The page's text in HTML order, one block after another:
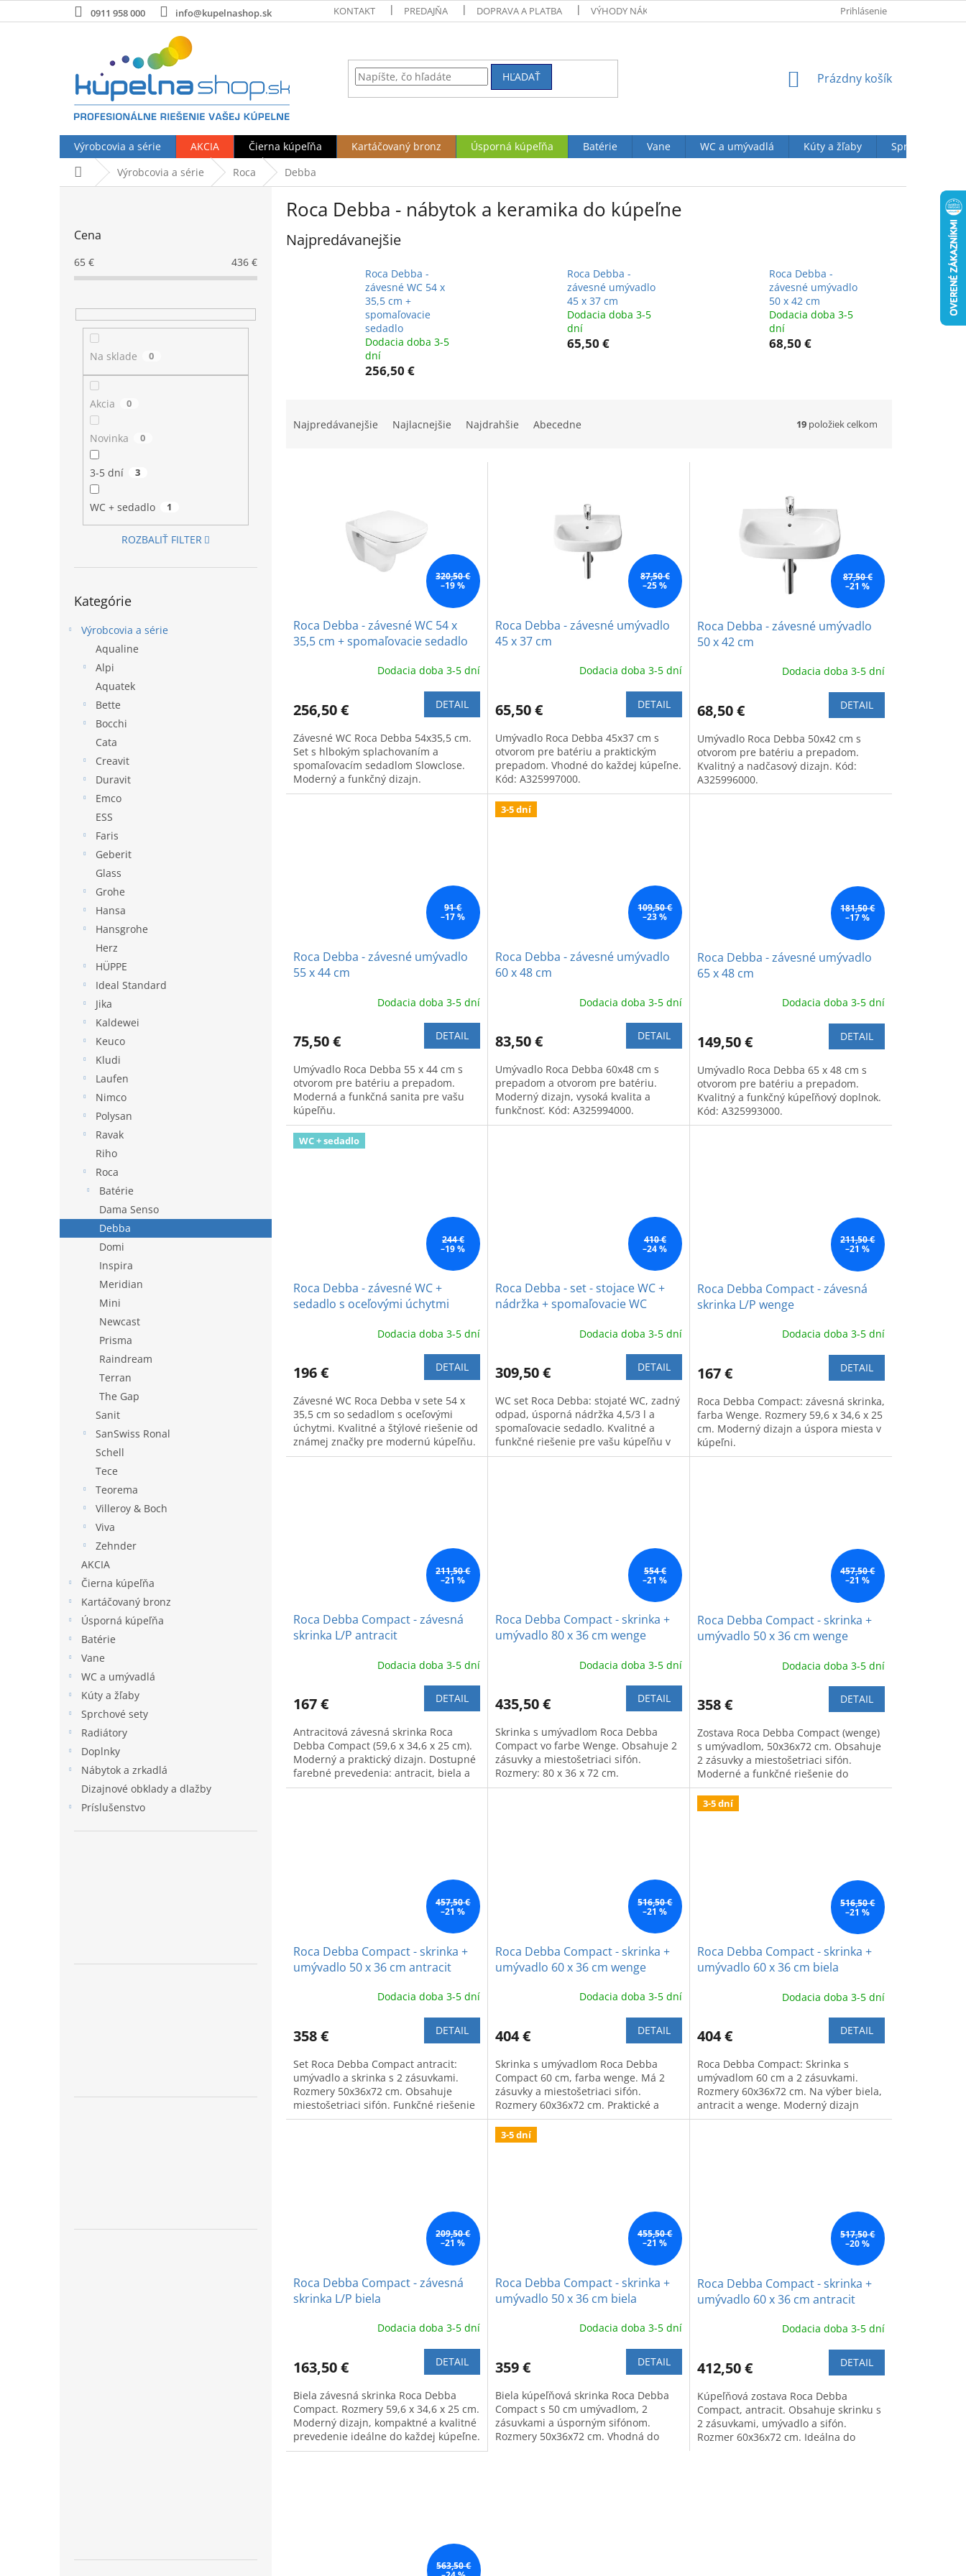
na
0911 958 000 info@kupelnashop.sk KONTAKT PREDAJŇA DOPRAVA A PLATBA VÝHODY NÁKUPU U NÁS OBCHODNÉ PODMIENKY (VOP)Prihlásenie
HĽADAŤ
NÁKUPNÝ
Prázdny košík
Výrobcovia a série AKCIA Čierna kúpeľňa Kartáčovaný bronz Úsporná kúpeľňa Batérie Vane WC a umývadlá Kúty a žľaby
Sprchové sety
DomovVýrobcovia a série Roca Debba
Cena
65 € 436 €
Na sklade 0
Akcia 0
Novinka 0
3-5 dní 3
WC + sedadlo 1
ROZBALIŤ FILTER
kategórie
Kategórie
Výrobcovia a série
Aqualine
Alpi
Aquatek
Bette
Bocchi
Cata
Creavit
Duravit
Emco
ESS
Faris
Geberit
Glass
Grohe
Hansa
Hansgrohe
Herz
HÜPPE
Ideal Standard
Jika
Kaldewei
Keuco
Kludi
Laufen
Nimco
Polysan
Ravak
Riho
Roca
Batérie
Dama Senso
Debba
Domi
Inspira
Meridian
Mini
Newcast
Prisma
Raindream
Terran
The Gap
Sanit
SanSwiss Ronal
Schell
Tece
Teorema
Villeroy & Boch
Viva
Zehnder
AKCIA
Čierna kúpeľňa
Kartáčovaný bronz
Úsporná kúpeľňa
Batérie
Vane
WC a umývadlá
Kúty a žľaby
Sprchové sety
Radiátory
Doplnky
Nábytok a zrkadlá
Dizajnové obklady a dlažby
Príslušenstvo
Roca Debba - nábytok a keramika do kúpeľne
Najpredávanejšie
Roca Debba -
závesné WC 54 x
35,5 cm +
spomaľovacie
sedadlo
Dodacia doba 3-5
dní
256,50 €
Roca Debba -
závesné umývadlo
45 x 37 cm
Dodacia doba 3-5
dní
65,50 €
Roca Debba -
závesné umývadlo
50 x 42 cm
Dodacia doba 3-5
dní
68,50 €
Najpredávanejšie Najlacnejšie Najdrahšie Abecedne 19 položiek celkom
320,50 €
–19 %
Roca Debba - závesné WC 54 x
35,5 cm + spomaľovacie sedadlo
Dodacia doba 3-5 dní
256,50 € DETAIL
Závesné WC Roca Debba 54x35,5 cm.
Set s hlbokým splachovaním a
spomaľovacím sedadlom Slowclose.
Moderný a funkčný dizajn.
87,50 €
–25 %
Roca Debba - závesné umývadlo
45 x 37 cm
Dodacia doba 3-5 dní
65,50 € DETAIL
Umývadlo Roca Debba 45x37 cm s
otvorom pre batériu a praktickým
prepadom. Vhodné do každej kúpeľne.
Kód: A325997000.
87,50 €
–21 %
Roca Debba - závesné umývadlo
50 x 42 cm
Dodacia doba 3-5 dní
68,50 € DETAIL
Umývadlo Roca Debba 50x42 cm s
otvorom pre batériu a prepadom.
Kvalitný a nadčasový dizajn. Kód:
A325996000.
91 €
–17 %
Roca Debba - závesné umývadlo
55 x 44 cm
Dodacia doba 3-5 dní
75,50 € DETAIL
Umývadlo Roca Debba 55 x 44 cm s
otvorom pre batériu a prepadom.
Moderná a funkčná sanita pre vašu
kúpeľňu.
3-5 dní
109,50 €
–23 %
Roca Debba - závesné umývadlo
60 x 48 cm
Dodacia doba 3-5 dní
83,50 € DETAIL
Umývadlo Roca Debba 60x48 cm s
prepadom a otvorom pre batériu.
Moderný dizajn, vysoká kvalita a
funkčnosť. Kód: A325994000.
181,50 €
–17 %
Roca Debba - závesné umývadlo
65 x 48 cm
Dodacia doba 3-5 dní
149,50 € DETAIL
Umývadlo Roca Debba 65 x 48 cm s
otvorom pre batériu a prepadom.
Kvalitný a funkčný kúpeľňový doplnok.
Kód: A325993000.
WC + sedadlo
244 €
–19 %
Roca Debba - závesné WC +
sedadlo s oceľovými úchytmi
Dodacia doba 3-5 dní
196 € DETAIL
Závesné WC Roca Debba v sete 54 x
35,5 cm so sedadlom s oceľovými
úchytmi. Kvalitné a štýlové riešenie od
známej značky pre modernú kúpeľňu.
410 €
–24 %
Roca Debba - set - stojace WC +
nádržka + spomaľovacie WC
Dodacia doba 3-5 dní
309,50 € DETAIL
WC set Roca Debba: stojaté WC, zadný
odpad, úsporná nádržka 4,5/3 l a
spomaľovacie sedadlo. Kvalitné a
funkčné riešenie pre vašu kúpeľňu v
jednom balení.
211,50 €
–21 %
Roca Debba Compact - závesná
skrinka L/P wenge
Dodacia doba 3-5 dní
167 € DETAIL
Roca Debba Compact: závesná skrinka,
farba Wenge. Rozmery 59,6 x 34,6 x 25
cm. Moderný dizajn a úspora miesta v
kúpeľni.
211,50 €
–21 %
Roca Debba Compact - závesná
skrinka L/P antracit
Dodacia doba 3-5 dní
167 € DETAIL
Antracitová závesná skrinka Roca
Debba Compact (59,6 x 34,6 x 25 cm).
Moderný a praktický dizajn. Dostupné
farebné prevedenia: antracit, biela a
wenge.
554 €
–21 %
Roca Debba Compact - skrinka +
umývadlo 80 x 36 cm wenge
Dodacia doba 3-5 dní
435,50 € DETAIL
Skrinka s umývadlom Roca Debba
Compact vo farbe Wenge. Obsahuje 2
zásuvky a miestošetriaci sifón.
Rozmery: 80 x 36 x 72 cm.
457,50 €
–21 %
Roca Debba Compact - skrinka +
umývadlo 50 x 36 cm wenge
Dodacia doba 3-5 dní
358 € DETAIL
Zostava Roca Debba Compact (wenge)
s umývadlom, 50x36x72 cm. Obsahuje
2 zásuvky a miestošetriaci sifón.
Moderné a funkčné riešenie do
kúpeľne.
457,50 €
–21 %
Roca Debba Compact - skrinka +
umývadlo 50 x 36 cm antracit
Dodacia doba 3-5 dní
358 € DETAIL
Set Roca Debba Compact antracit:
umývadlo a skrinka s 2 zásuvkami.
Rozmery 50x36x72 cm. Obsahuje
miestošetriaci sifón. Funkčné riešenie
pre vašu kúpeľňu.
516,50 €
–21 %
Roca Debba Compact - skrinka +
umývadlo 60 x 36 cm wenge
Dodacia doba 3-5 dní
404 € DETAIL
Skrinka s umývadlom Roca Debba
Compact 60 cm, farba wenge. Má 2
zásuvky a miestošetriaci sifón.
Rozmery 60x36x72 cm. Praktické a
funkčné riešenie do kúpeľne.
3-5 dní
516,50 €
–21 %
Roca Debba Compact - skrinka +
umývadlo 60 x 36 cm biela
Dodacia doba 3-5 dní
404 € DETAIL
Roca Debba Compact: Skrinka s
umývadlom 60 cm a 2 zásuvkami.
Rozmery 60x36x72 cm. Na výber biela,
antracit a wenge. Moderný dizajn
šetriaci priestor v kúpeľni.
209,50 €
–21 %
Roca Debba Compact - závesná
skrinka L/P biela
Dodacia doba 3-5 dní
163,50 € DETAIL
Biela závesná skrinka Roca Debba
Compact. Rozmery 59,6 x 34,6 x 25 cm.
Moderný dizajn, kompaktné a kvalitné
prevedenie ideálne do každej kúpeľne.
3-5 dní
455,50 €
–21 %
Roca Debba Compact - skrinka +
umývadlo 50 x 36 cm biela
Dodacia doba 3-5 dní
359 € DETAIL
Biela kúpeľňová skrinka Roca Debba
Compact s 50 cm umývadlom, 2
zásuvkami a úsporným sifónom.
Rozmery 50x36x72 cm. Vhodná do
517,50 €
–20 %
Roca Debba Compact - skrinka +
umývadlo 60 x 36 cm antracit
Dodacia doba 3-5 dní
412,50 € DETAIL
Kúpeľňová zostava Roca Debba
Compact, antracit. Obsahuje skrinku s
2 zásuvkami, umývadlo a sifón.
Rozmer 60x36x72 cm. Ideálna do
563,50 €